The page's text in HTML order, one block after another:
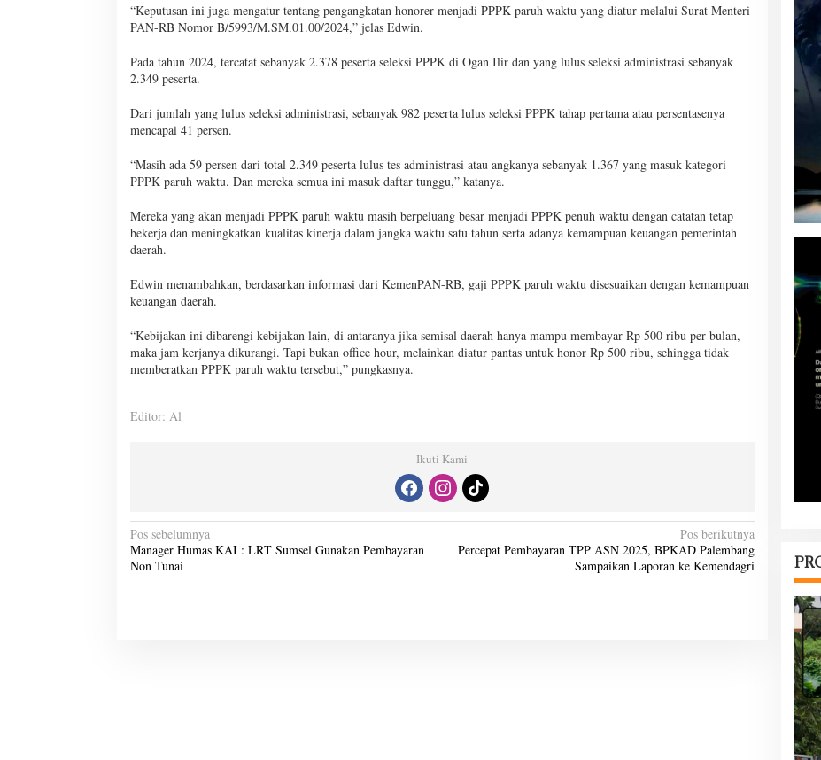
“Keputusan ini juga mengatur tentang pengangkatan honorer menjadi PPPK paruh waktu yang diatur melalui Surat Menteri
PAN-RB Nomor B/5993/M.SM.01.00/2024,” jelas Edwin.
Pada tahun 2024, tercatat sebanyak 2.378 peserta seleksi PPPK di Ogan Ilir dan yang lulus seleksi administrasi sebanyak
2.349 peserta.
Dari jumlah yang lulus seleksi administrasi, sebanyak 982 peserta lulus seleksi PPPK tahap pertama atau persentasenya
mencapai 41 persen.
“Masih ada 59 persen dari total 2.349 peserta lulus tes administrasi atau angkanya sebanyak 1.367 yang masuk kategori
PPPK paruh waktu. Dan mereka semua ini masuk daftar tunggu,” katanya.
Mereka yang akan menjadi PPPK paruh waktu masih berpeluang besar menjadi PPPK penuh waktu dengan catatan tetap
bekerja dan meningkatkan kualitas kinerja dalam jangka waktu satu tahun serta adanya kemampuan keuangan pemerintah
daerah.
Edwin menambahkan, berdasarkan informasi dari KemenPAN-RB, gaji PPPK paruh waktu disesuaikan dengan kemampuan
keuangan daerah.
“Kebijakan ini dibarengi kebijakan lain, di antaranya jika semisal daerah hanya mampu membayar Rp 500 ribu per bulan,
maka jam kerjanya dikurangi. Tapi bukan office hour, melainkan diatur pantas untuk honor Rp 500 ribu, sehingga tidak
memberatkan PPPK paruh waktu tersebut,” pungkasnya.
Editor: Al
Ikuti Kami
N
a
Pos sebelumnya
Manager Humas KAI : LRT Sumsel Gunakan Pembayaran
Non Tunai
Pos berikutnya
Percepat Pembayaran TPP ASN 2025, BPKAD Palembang
Sampaikan Laporan ke Kemendagri